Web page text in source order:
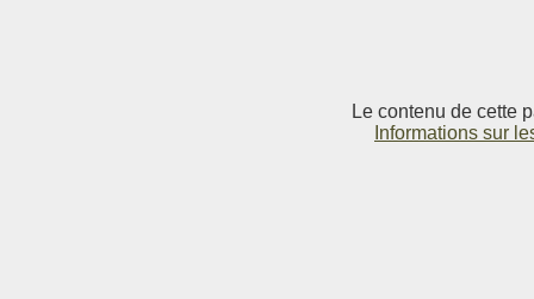
Le contenu de cette
Informations sur